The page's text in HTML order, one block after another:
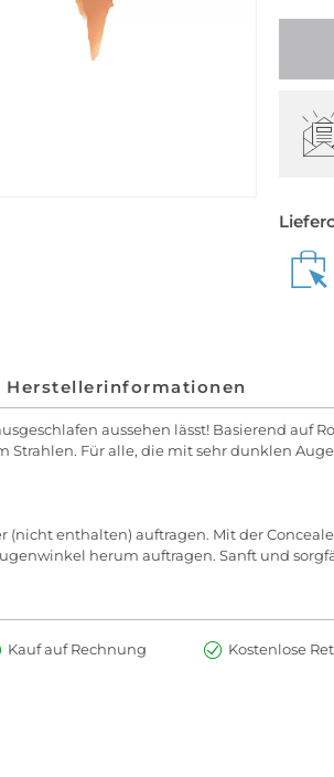
Herstellerinformationen
aussehen lässt! Basierend auf
Für alle, die mit sehr dunklen
(nicht enthalten) auftragen. Mit der
herum auftragen. Sanft und
Kauf auf Rechnung Kostenlose